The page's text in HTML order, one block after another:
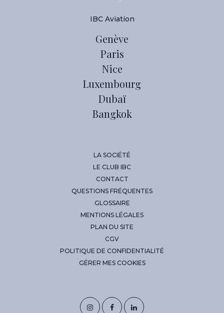
IBC Aviation
Genève
Paris
Nice
Luxembourg
Dubaï
Bangkok
LA SOCIÉTÉ
LE CLUB IBC
CONTACT
QUESTIONS FRÉQUENTES
GLOSSAIRE
MENTIONS LÉGALES
PLAN DU SITE
CGV
POLITIQUE DE CONFIDENTIALITÉ
GÉRER MES COOKIES